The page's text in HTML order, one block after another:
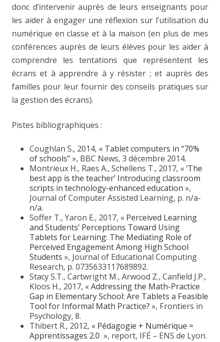
donc d’intervenir auprès de leurs enseignants pour
les aider à engager une réflexion sur l’utilisation du
numérique en classe et à la maison (en plus de mes
conférences auprès de leurs élèves pour les aider à
comprendre les tentations que représentent les
écrans et à apprendre à y résister ; et auprès des
familles pour leur fournir des conseils pratiques sur
la gestion des écrans).
Pistes bibliographiques :
Coughlan S., 2014, « Tablet computers in “70%
of schools”», BBC News, 3 décembre 2014.
Montrieux H., Raes A., Schellens T., 2017, «‘The
best app is the teacher’ Introducing classroom
scripts in technology-enhanced education »,
Journal of Computer Assisted Learning, p. n/a-
n/a.
Soffer T., Yaron E., 2017, « Perceived Learning
and Students’ Perceptions Toward Using
Tablets for Learning: The Mediating Role of
Perceived Engagement Among High School
Students », Journal of Educational Computing
Research, p. 0735633117689892.
Stacy S.T., Cartwright M., Arwood Z., Canfield J.P.,
Kloos H., 2017, «Addressing the Math-Practice
Gap in Elementary School: Are Tablets a Feasible
Tool for Informal Math Practice? », Frontiers in
Psychology, 8.
Thibert R., 2012, « Pédagogie + Numérique =
Apprentissages 2.0 », report, IFÉ – ENS de Lyon.